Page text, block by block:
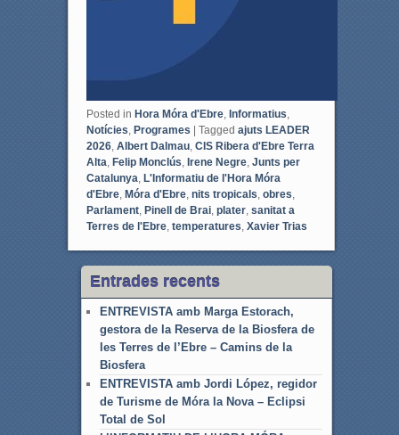
Posted in Hora Móra d'Ebre, Informatius,
Notícies, Programes Tagged ajuts LEADER
2026, Albert Dalmau, CIS Ribera d'Ebre Terra
Alta, Felip Monclús, Irene Negre, Junts per
Catalunya, L'Informatiu de l'Hora Móra
d'Ebre, Móra d'Ebre, nits tropicals, obres,
Parlament, Pinell de Brai, plater, sanitat a
Terres de l'Ebre, temperatures, Xavier Trias
Entrades recents
ENTREVISTA amb Marga Estorach,
gestora de la Reserva de la Biosfera de
les Terres de l’Ebre – Camins de la
Biosfera
ENTREVISTA amb Jordi López, regidor
de Turisme de Móra la Nova – Eclipsi
Total de Sol